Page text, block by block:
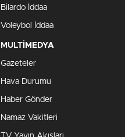
Bilardo İddaa
Voleybol İddaa
MULTİMEDYA
Gazeteler
Hava Durumu
Haber Gönder
Namaz Vakitleri